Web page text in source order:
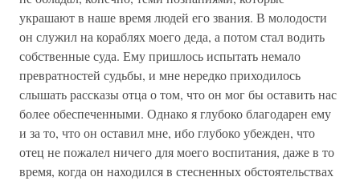
украшают в наше время людей его звания. В молодости
он служил на кораблях моего деда, а потом стал водить
собственные суда. Ему пришлось испытать немало
превратностей судьбы, и мне нередко приходилось
слышать рассказы отца о том, что он мог бы оставить нас
более обеспеченными. Однако я глубоко благодарен ему
и за то, что он оставил мне, ибо глубоко убежден, что
отец не пожалел ничего для моего воспитания, даже в то
время, когда он находился в стесненных обстоятельствах